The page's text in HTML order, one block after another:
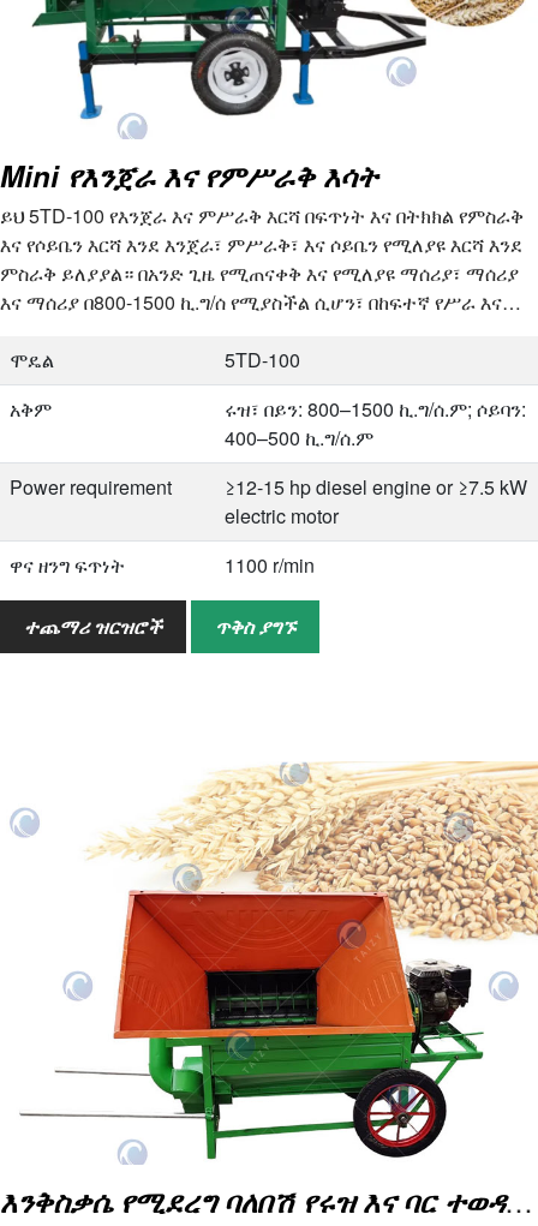
Mini የእንጀራ እና የምሥራቅ እሳት
ይህ 5TD-100 የእንጀራ እና ምሥራቅ እርሻ በፍጥነት እና በትክክል የምስራቅ
እና የሶይቤን እርሻ እንደ እንጀራ፣ ምሥራቅ፣ እና ሶይቤን የሚለያዩ እርሻ እንደ
ምስራቅ ይለያያል። በአንድ ጊዜ የሚጠናቀቅ እና የሚለያዩ ማሰሪያ፣ ማሰሪያ
እና ማሰሪያ በ800-1500 ኪ.ግ/ሰ የሚያስችል ሲሆን፣ በከፍተኛ የሥራ እና
ሞዴል
5TD-100
አቅም
ሩዝ፣ በይን: 800–1500 ኪ.ግ/ሰ.ም; ሶይባን:
400–500 ኪ.ግ/ሰ.ም
Power requirement
≥12-15 hp diesel engine or ≥7.5 kW
electric motor
ዋና ዘንግ ፍጥነት
1100 r/min
የደጋፊዎች ፍጥነት
2500 r/min (Dual fans)
Packaging dimensions
1400*850*1200 mm (Excluding
chassis diesel engine dimensions)
ተጨማሪ ዝርዝሮች ጥቅስ ያግኙ
እንቅስቃሴ የሚደረግ ባለበሽ የሩዝ እና ባር ተወዳዳሪ ማሽን